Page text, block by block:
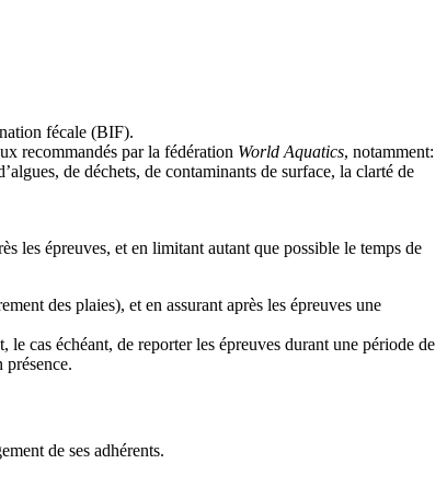
fécale (BIF).
recommandés par la fédération World Aquatics, notamment:
de déchets, de contaminants de surface, la clarté de
les épreuves, et en limitant autant que possible le temps de
des plaies), et en assurant après les épreuves une
cas échéant, de reporter les épreuves durant une période de
présence.
de ses adhérents.